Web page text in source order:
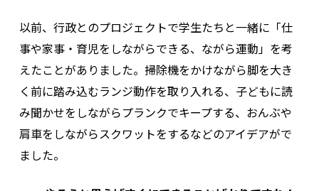
以前、行政とのプロジェクトで学生たちと一緒に「仕
事や家事・育児をしながらできる、ながら運動」を考
えたことがありました。掃除機をかけながら脚を大き
く前に踏み込むランジ動作を取り入れる、子どもに読
み聞かせをしながらプランクでキープする、おんぶや
肩車をしながらスクワットをするなどのアイデアがで
ました。